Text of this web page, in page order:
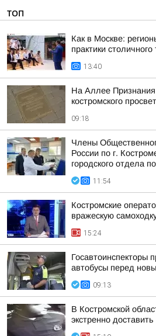
ТОП
Как в Москве:
практики столичного
13:40
На Аллее Признания
костромского
09:18
Члены
России по г.
городского отдела
11:54
Костромские
вражескую
15:24
Госавтоинспекторы
автобусы перед
09:13
В Костромской
экстренно